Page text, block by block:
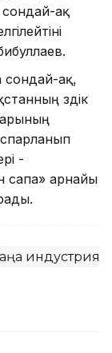
ақ
сондай-ақ,
үздік
-
сапа» арнайы